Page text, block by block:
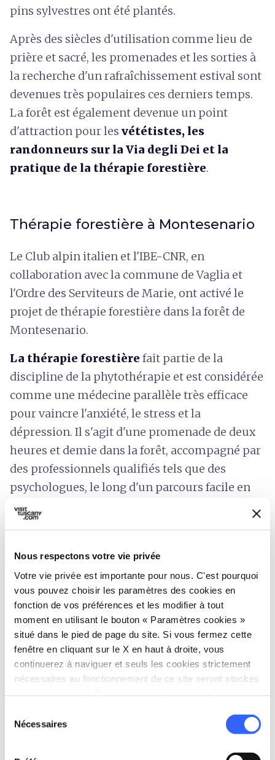
Nous respectons votre vie privée
Votre vie privée est importante pour nous. C'est pourquoi
vous pouvez choisir les paramètres des cookies en
fonction de vos préférences et les modifier à tout
moment en utilisant le bouton « Paramètres cookies »
situé dans le pied de page du site. Si vous fermez cette
fenêtre en cliquant sur le X en haut à droite, vous
continuerez à naviguer et seuls les cookies strictement
nécessaires au fonctionnement de ce site seront stockés
Nécessaires
pins sylvestres ont été plantés.
Après des siècles d'utilisation comme lieu de
prière et sacré, les promenades et les sorties à
la recherche d'un rafraîchissement estival sont
devenues très populaires ces derniers temps.
La forêt est également devenue un point
d'attraction pour les vététistes, les
randonneurs sur la Via degli Dei et la
pratique de la thérapie forestière.
Thérapie forestière à Montesenario
Le Club alpin italien et l'IBE-CNR, en
collaboration avec la commune de Vaglia et
l'Ordre des Serviteurs de Marie, ont activé le
projet de thérapie forestière dans la forêt de
Montesenario.
La thérapie forestière fait partie de la
discipline de la phytothérapie et est considérée
comme une médecine parallèle très efficace
pour vaincre l'anxiété, le stress et la
dépression. Il s'agit d'une promenade de deux
heures et demie dans la forêt, accompagné par
des professionnels qualifiés tels que des
psychologues, le long d'un parcours facile en
boucle. Le parcours se fait dans le plus grand
silence, pour se concentrer sur ses propres
Il ne reste plus qu'à se lancer dans une
expérience de guérison vouée au bien-être,
immergé dans une forêt dense de pins noirs, de
sapins blancs, de sapins Douglas, d'érables et
de châtaigniers et accompagné par les bruits
de la nature.